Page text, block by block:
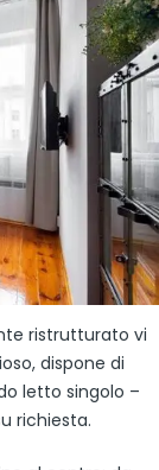
ristrutturato vi
dispone di
letto singolo –
richiesta.